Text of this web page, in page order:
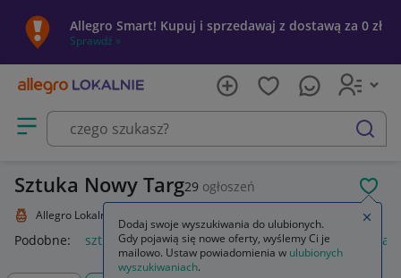
Allegro Smart! Kupuj i sprzedawaj z dostawą za 0 zł
Sprawdź »
Otwórz menu z kategoriami
szukaj
Sztuka Nowy Targ29 ogłoszeń
Allegro Lokalnie
Podobne: sztuka sztukateria ścienna język polski 1 sztuka
Dodaj swoje wyszukiwania do ulubionych.
Gdy pojawią się nowe oferty, wyślemy Ci je
mailowo. Ustaw powiadomienia w ulubionych
wyszukiwaniach.